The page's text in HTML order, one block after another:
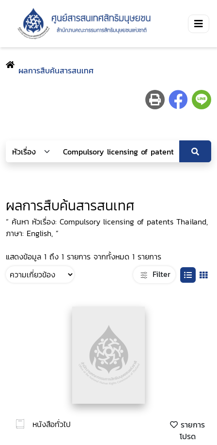
ผลการสืบค้นสารสนเทศ
ผลการสืบค้นสารสนเทศ
“ ค้นหา หัวเรื่อง: Compulsory licensing of patents Thailand,
ภาษา: English, ”
แสดงข้อมูล 1 ถึง 1 รายการ จากทั้งหมด 1 รายการ
Filter
หนังสือทั่วไป
รายการ
โปรด